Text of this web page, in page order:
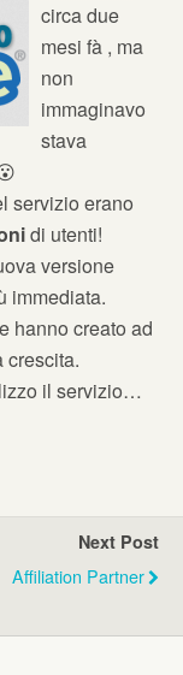
circa due
mesi fà , ma
non
immaginavo
stava
servizio erano
di utenti!
versione
immediata.
hanno creato ad
crescita.
il servizio…
Next Post
Affiliation Partner